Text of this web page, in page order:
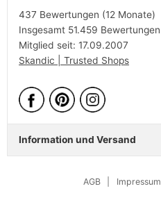
437 Bewertungen (12 Monate)
Insgesamt 51.459 Bewertungen
Mitglied seit: 17.09.2007
Skandic | Trusted Shops
Information und Versand
AGB Impressum